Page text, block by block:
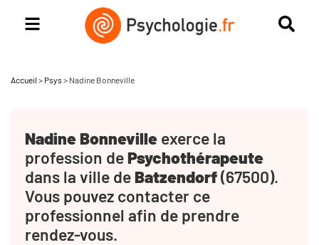
Accueil > Psys > Nadine Bonneville
Nadine Bonneville exerce la
profession dePsychothérapeute
dans la ville de Batzendorf(67500).
Vous pouvez contacter ce
professionnel afin de prendre
rendez-vous.